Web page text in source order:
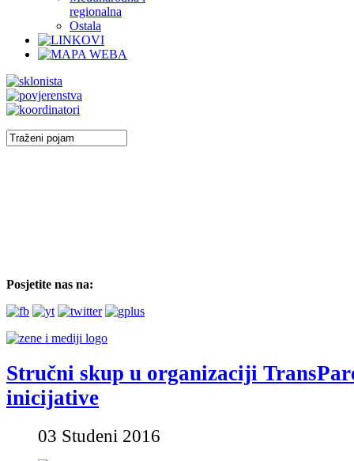
regionalna
Ostala
Posjetite nas na:
Stručni skup u organizaciji
inicijative
03 Studeni 2016